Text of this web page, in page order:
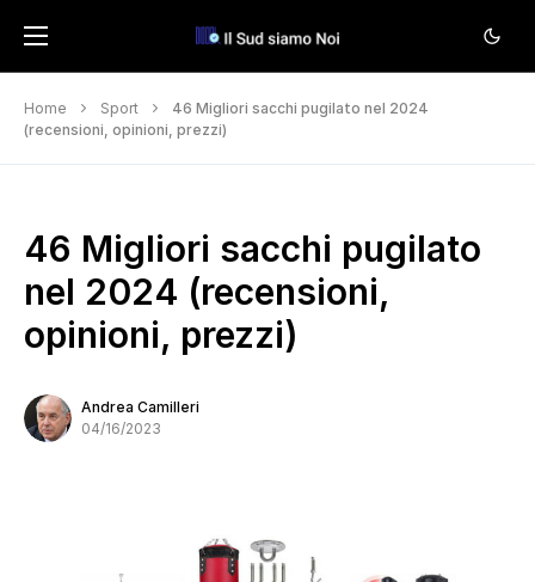
Home Sport
46 Migliori sacchi pugilato nel 2024
(recensioni, opinioni, prezzi)
46 Migliori sacchi pugilato
nel 2024 (recensioni,
opinioni, prezzi)
Andrea Camilleri
04/16/2023